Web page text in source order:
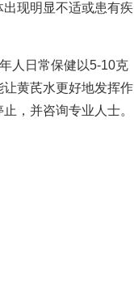
现明显不适或患有疾
人日常保健以5-10克
黄芪水更好地发挥作
，并咨询专业人士。